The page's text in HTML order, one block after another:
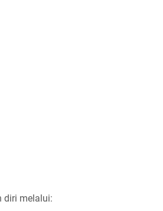
diri melalui: